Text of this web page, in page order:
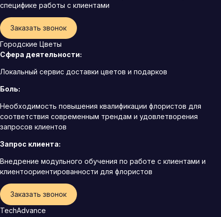
специфике работы с клиентами
Заказать звонок
Городские Цветы
Сфера деятельности:
Локальный сервис доставки цветов и подарков
Боль:
Необходимость повышения квалификации флористов для
соответствия современным трендам и удовлетворения
запросов клиентов
Запрос клиента:
Внедрение модульного обучения по работе с клиентами и
клиентоориентированности для флористов
Заказать звонок
TechAdvance